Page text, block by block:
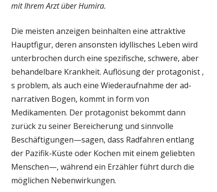
mit Ihrem Arzt über Humira.
Die meisten anzeigen beinhalten eine attraktive
Hauptfigur, deren ansonsten idyllisches Leben wird
unterbrochen durch eine spezifische, schwere, aber
behandelbare Krankheit. Auflösung der protagonist ‚
s problem, als auch eine Wiederaufnahme der ad-
narrativen Bogen, kommt in form von
Medikamenten. Der protagonist bekommt dann
zurück zu seiner Bereicherung und sinnvolle
Beschäftigungen—sagen, dass Radfahren entlang
der Pazifik-Küste oder Kochen mit einem geliebten
Menschen—, während ein Erzähler führt durch die
möglichen Nebenwirkungen.